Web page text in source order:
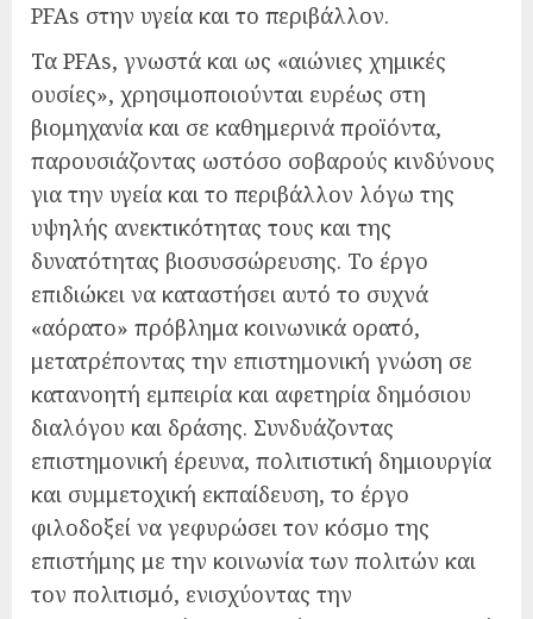
PFAs στην υγεία και το περιβάλλον.
Τα PFAs, γνωστά και ως «αιώνιες χημικές
ουσίες», χρησιμοποιούνται ευρέως στη
βιομηχανία και σε καθημερινά προϊόντα,
παρουσιάζοντας ωστόσο σοβαρούς κινδύνους
για την υγεία και το περιβάλλον λόγω της
υψηλής ανεκτικότητας τους και της
δυνατότητας βιοσυσσώρευσης. Το έργο
επιδιώκει να καταστήσει αυτό το συχνά
«αόρατο» πρόβλημα κοινωνικά ορατό,
μετατρέποντας την επιστημονική γνώση σε
κατανοητή εμπειρία και αφετηρία δημόσιου
διαλόγου και δράσης. Συνδυάζοντας
επιστημονική έρευνα, πολιτιστική δημιουργία
και συμμετοχική εκπαίδευση, το έργο
φιλοδοξεί να γεφυρώσει τον κόσμο της
επιστήμης με την κοινωνία των πολιτών και
τον πολιτισμό, ενισχύοντας την